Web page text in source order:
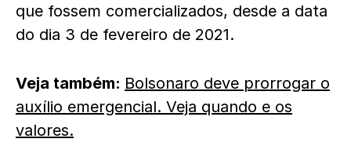
que fossem comercializados, desde a data
do dia 3 de fevereiro de 2021.
Veja também: Bolsonaro deve prorrogar o
auxílio emergencial. Veja quando e os
valores.